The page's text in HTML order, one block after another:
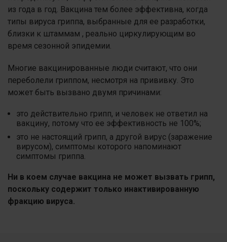
из года в год. Вакцина тем более эффективна, когда
типы вируса гриппа, выбранные для ее разработки,
близки к штаммам , реально циркулирующим во
время сезонной эпидемии.
Многие вакцинированные люди считают, что они
переболели гриппом, несмотря на прививку. Это
может быть вызвано двумя причинами:
это действительно грипп, и человек не ответил на
вакцину, потому что ее эффективность не 100%;
это не настоящий грипп, а другой вирус (заражение
вирусом), симптомы которого напоминают
симптомы гриппа.
Ни в коем случае вакцина не может вызвать грипп,
поскольку содержит только инактивированную
фракцию вируса.